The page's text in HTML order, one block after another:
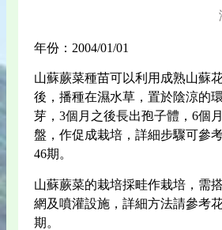
年份：2004/01/01
山蘇蕨菜種苗可以利用成熟山蘇
後，播種在濕水草，置於陰涼的
芽，3個月之後長出孢子體，6個
盤，作促成栽培，詳細步驟可參
46期。
山蘇蕨菜的栽培採畦作栽培，需
網及噴灌設施，詳細方法請參考
期。